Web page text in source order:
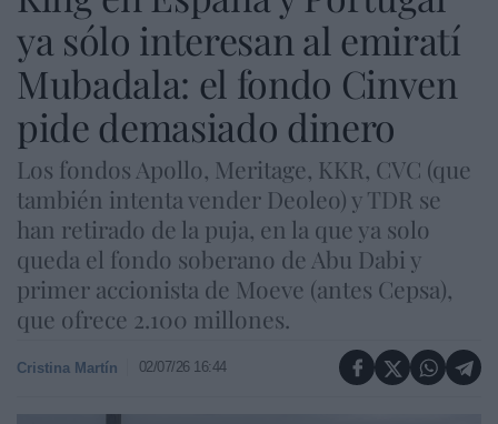
ya sólo interesan al emiratí
Mubadala: el fondo Cinven
pide demasiado dinero
Los fondos Apollo, Meritage, KKR, CVC (que
también intenta vender Deoleo) y TDR se
han retirado de la puja, en la que ya solo
queda el fondo soberano de Abu Dabi y
primer accionista de Moeve (antes Cepsa),
que ofrece 2.100 millones.
Cristina Martín 02/07/26 16:44